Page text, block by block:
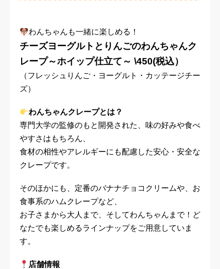
わんちゃんも一緒に楽しめる！
チーズヨーグルトとりんごのわんちゃんク
レープ～ホイップ仕立て～ \450(税込）
（フレッシュりんご・ヨーグルト・カッテージチー
ズ）
わんちゃんクレープとは？
専門大学の監修のもと開発された、味の好みや食べ
やすさはもちろん、
食材の相性やアレルギーにも配慮した安心・安全な
クレープです。
そのほかにも、定番のバナナチョコクリームや、お
食事系のハムクレープなど、
お子さまから大人まで、そしてわんちゃんまで！ど
なたでも楽しめるラインナップをご用意していま
す。
店舗情報